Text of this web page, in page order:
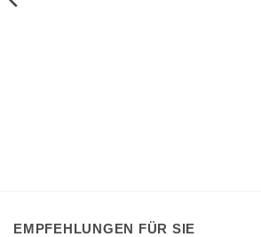
EMPFEHLUNGEN FÜR SIE